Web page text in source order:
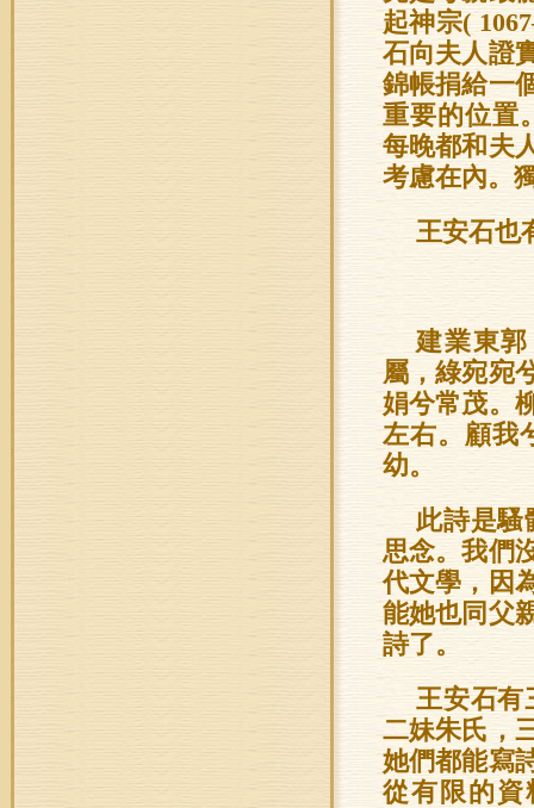
起神宗(
石向夫人證
錦帳捐給一
重要的位置
每晚都和夫
考慮在內。
王安石也
建業東
屬，綠宛宛
娟兮常茂。
左右。顧我
幼。
此詩是騷
思念。我們
代文學，因
能她也同父
詩了。
王安石有
二妹朱氏，
她們都能寫
從有限的資